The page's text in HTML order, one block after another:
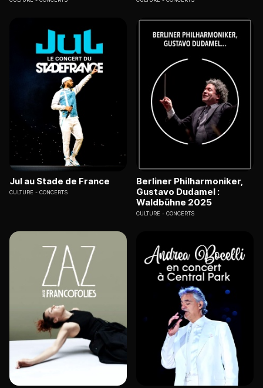
Jul au Stade de France
CULTURE CONCERTS
Berliner Philharmoniker,
Gustavo Dudamel :
Waldbühne 2025
CULTURE CONCERTS